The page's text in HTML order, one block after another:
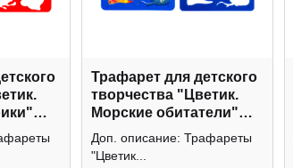
Трафарет для детского
творчества "Цветик.
Морские обитатели"
15,5*20см 2091291411
Невская палитра
Доп. описание: Трафареты
"Цветик...